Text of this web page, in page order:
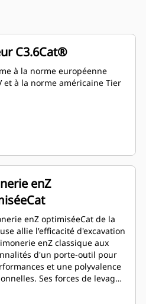
C3.6Cat®
à la norme européenne
et à la norme américaine Tier
enZ
enZ optimiséeCat de la
allie l'efficacité d'excavation
enZ classique aux
d'un porte-outil pour
et une polyvalence
Ses forces de levage